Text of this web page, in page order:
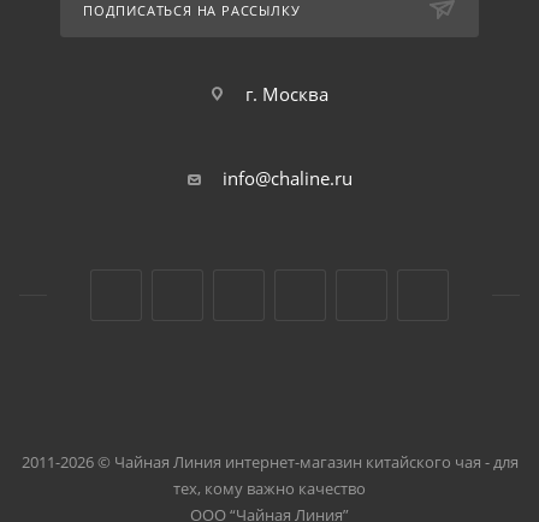
ПОДПИСАТЬСЯ НА РАССЫЛКУ
г. Москва
info@chaline.ru
2011-2026 © Чайная Линия интернет-магазин китайского чая - для
тех, кому важно качество
ООО “Чайная Линия”